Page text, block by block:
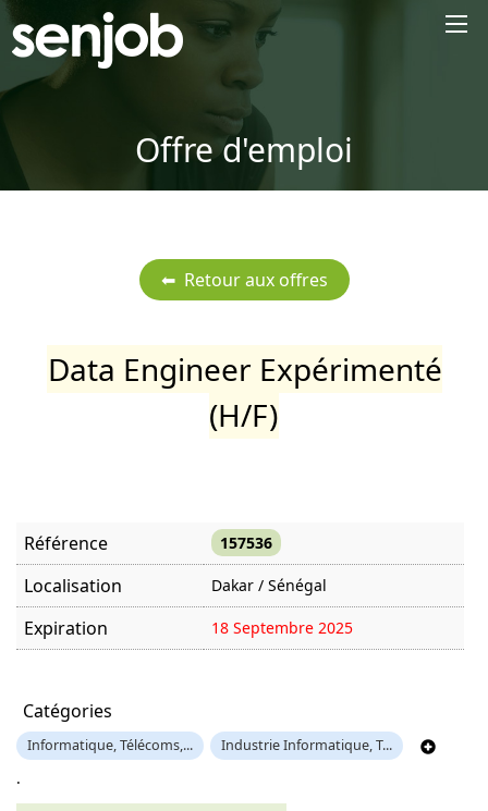
Offre d'emploi
Data Engineer Expérimenté
(H/F)
Référence 157536
Localisation Dakar / Sénégal
Expiration 18 Septembre 2025
Catégories
Informatique, Télécoms,... Industrie Informatique, T...
.